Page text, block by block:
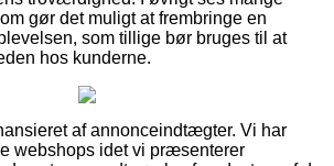
gør det muligt at frembringe en
som tillige bør bruges til at
hos kunderne.
af annonceindtægter. Vi har
webshops idet vi præsenterer